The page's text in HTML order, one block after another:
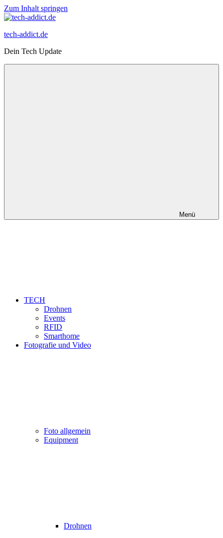
Zum Inhalt springen
tech-addict.de
Dein Tech Update
Menü
TECH
Drohnen
Events
RFID
Smarthome
Fotografie und Video
Foto allgemein
Equipment
Drohnen